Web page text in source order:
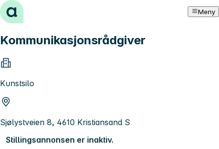
Hopp til innhold Meny
Kommunikasjonsrådgiver
Kunstsilo
Sjølystveien 8, 4610 Kristiansand S
Stillingsannonsen er inaktiv.